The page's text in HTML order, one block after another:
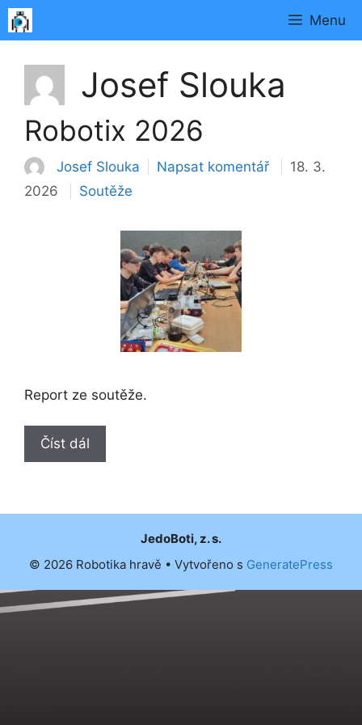
Přeskočit
na
Menu
Josef Slouka
Robotix 2026
Josef Slouka Napsat komentář
18. 3.
2026
Rubriky
Soutěže
Report ze soutěže.
Číst dál
JedoBoti, z. s.
© 2026 Robotika hravě • Vytvořeno s GeneratePress